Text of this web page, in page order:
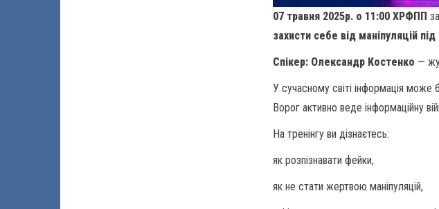
07 травня 2025р. о 11:00 ХРФПП
захисти себе від маніпуляцій під
Спікер: Олександр Костенко —
У сучасному світі інформація може
Ворог активно веде інформаційну
На тренінгу ви дізнаєтесь:
як розпізнавати фейки,
як не стати жертвою маніпуляцій,